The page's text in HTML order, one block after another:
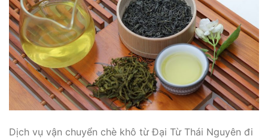
Dịch vụ vận chuyển chè khô từ Đại Từ Thái Nguyên đi